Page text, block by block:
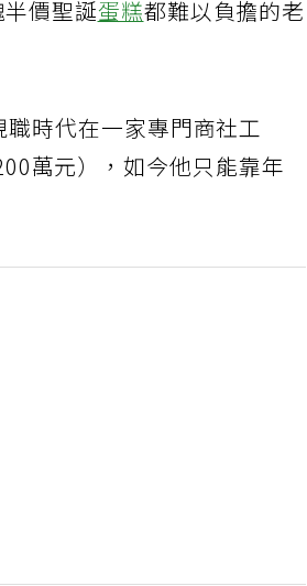
半價聖誕蛋糕都難以負擔的老
時代在一家專門商社工
萬元），如今他只能靠年